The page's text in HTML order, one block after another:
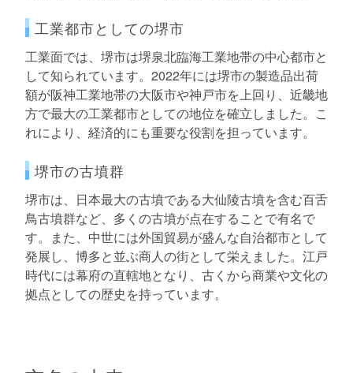
工業都市としての堺市
工業面では、堺市は堺泉北臨海工業地帯の中心都市と
して知られています。2022年には堺市の製造品出荷
額が阪神工業地帯の大阪市や神戸市を上回り、近畿地
方で最大の工業都市としての地位を確立しました。こ
れにより、経済的にも重要な役割を担っています。
堺市の古墳群
堺市は、日本最大の古墳である大仙陵古墳を含む百舌
鳥古墳群など、多くの古墳が点在することで有名で
す。また、中世には外国貿易が盛んな自治都市として
発展し、博多と並ぶ商人の街として栄えました。江戸
時代には幕府の直轄地となり、古くから商業や文化の
拠点としての歴史を持っています。